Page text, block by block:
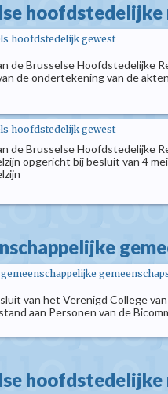
hoofdstedelijk gewest
de Brusselse Hoofdstedelijke
de ondertekening van de
hoofdstedelijk gewest
de Brusselse Hoofdstedelijke
opgericht bij besluit van 4
gemeenschappelijke
van het Verenigd College
aan Personen van de